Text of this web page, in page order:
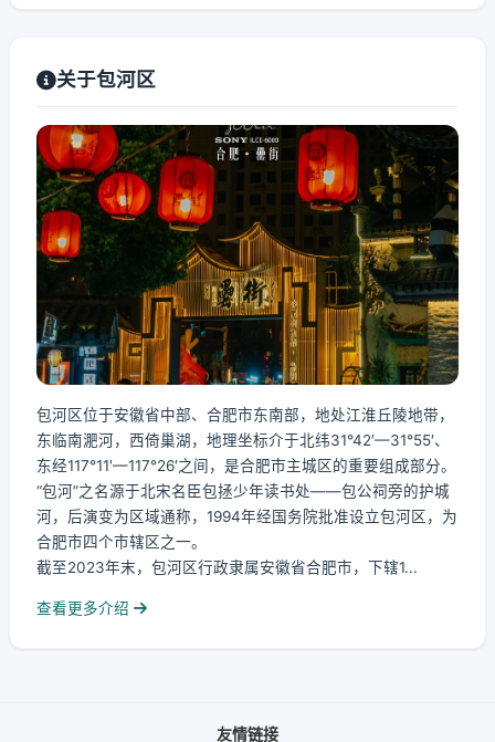
关于包河区
包河区位于安徽省中部、合肥市东南部，地处江淮丘陵地带，
东临南淝河，西倚巢湖，地理坐标介于北纬31°42′—31°55′、
东经117°11′—117°26′之间，是合肥市主城区的重要组成部分。
“包河”之名源于北宋名臣包拯少年读书处——包公祠旁的护城
河，后演变为区域通称，1994年经国务院批准设立包河区，为
合肥市四个市辖区之一。
截至2023年末，包河区行政隶属安徽省合肥市，下辖1...
查看更多介绍
友情链接